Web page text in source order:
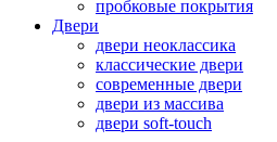
пробковые покрытия
Двери
двери неоклассика
классические двери
современные двери
двери из массива
двери soft-touch